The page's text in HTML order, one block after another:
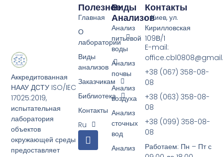
Аккредитованная
НААУ ДСТУ ISO/IEC
17025:2019,
испытательная
лаборатория
объектов
окружающей среды
предоставляет
Виды
Анализов
Анализ
питьевой
воды
Анализ
почвы
Анализ
воздуха
Анализ
сточных
вод
Анализ
Полезное
Главная
О
лаборатории
Виды
анализов
Заказчикам
Библиотека
Контакты
Ru
F
a
c
Контакты
г. Киев, ул.
Кирилловская
109В/1
E-mail:
+38 (067) 358-08-
08
+38 (063) 358-08-
08
+38 (099) 358-08-
08
Работаем: Пн – Пт с